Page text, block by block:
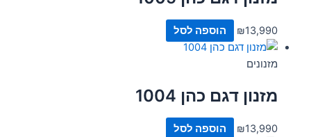
₪13,990 הוספה לסל
מזנונים
מזנון דגם כהן 1004
₪13,990 הוספה לסל